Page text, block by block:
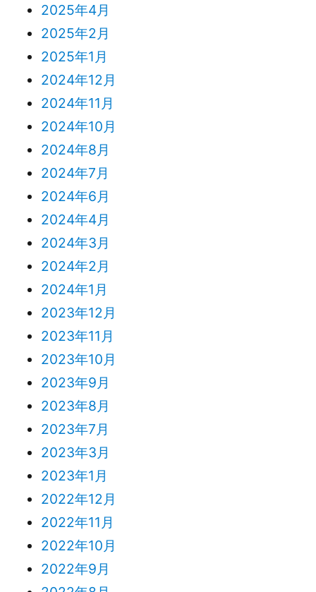
2025年4月
2025年2月
2025年1月
2024年12月
2024年11月
2024年10月
2024年8月
2024年7月
2024年6月
2024年4月
2024年3月
2024年2月
2024年1月
2023年12月
2023年11月
2023年10月
2023年9月
2023年8月
2023年7月
2023年3月
2023年1月
2022年12月
2022年11月
2022年10月
2022年9月